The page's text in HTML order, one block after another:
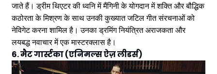
जाते हैं। ड्रीम थिएटर की ध्वनि में मैंगिनी के योगदान में शक्ति और बौद्धिक
कठोरता के मिश्रण के साथ उनकी कुख्यात जटिल गीत संरचनाओं को
नेविगेट करना शामिल है। उनका ड्रमिंग नियंत्रित अराजकता और
लयबद्ध नवाचार में एक मास्टरक्लास है।
6. मैट गार्स्टका (एनिमल्स ऐज़ लीडर्स)